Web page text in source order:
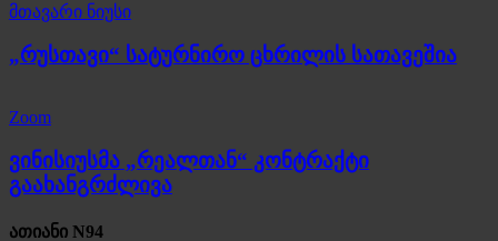
მთავარი ნიუსი
„რუსთავი“ სატურნირო ცხრილის სათავეშია
Zoom
ვინისიუსმა „რეალთან“ კონტრაქტი
გაახანგრძლივა
ათიანი N94